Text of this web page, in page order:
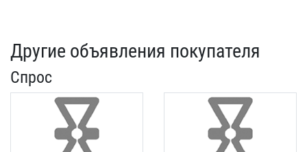
Другие объявления покупателя
Спрос